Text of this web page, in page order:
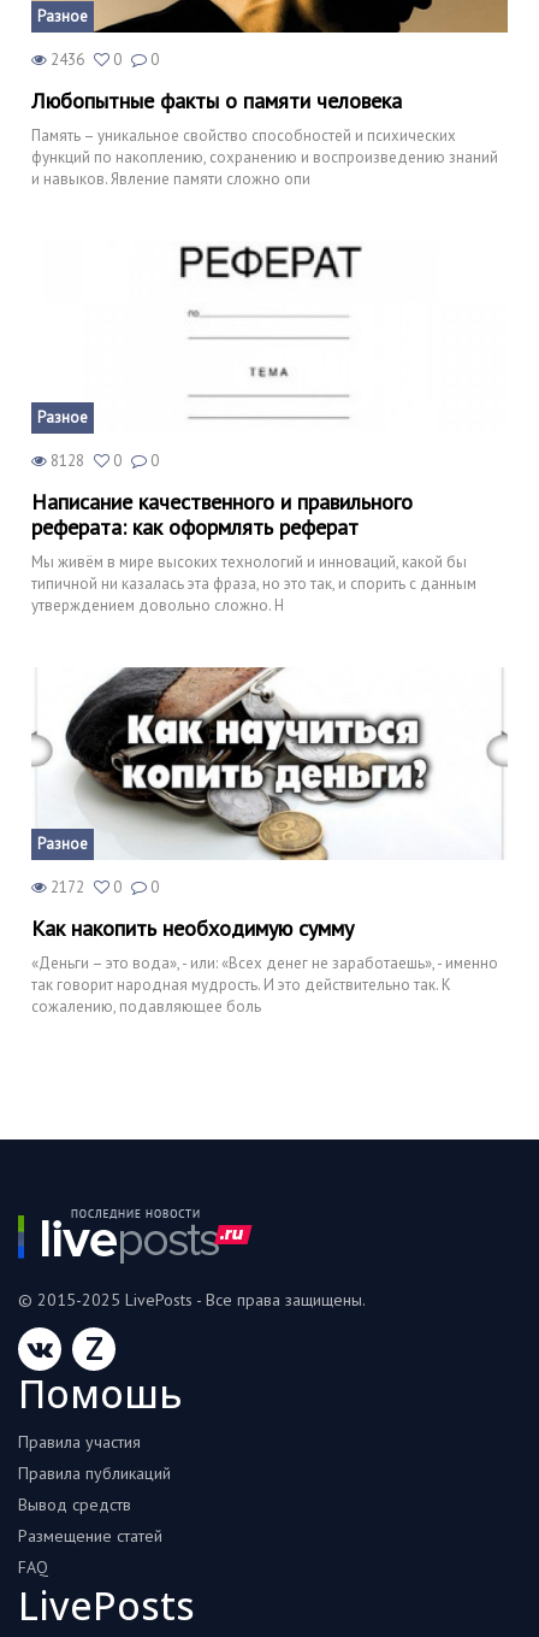
Разное
2436 0 0
Любопытные факты о памяти человека
Память – уникальное свойство способностей и психических
функций по накоплению, сохранению и воспроизведению знаний
и навыков. Явление памяти сложно опи
Разное
8128 0 0
Написание качественного и правильного
реферата: как оформлять реферат
Мы живём в мире высоких технологий и инноваций, какой бы
типичной ни казалась эта фраза, но это так, и спорить с данным
утверждением довольно сложно. Н
Разное
2172 0 0
Как накопить необходимую сумму
«Деньги – это вода», - или: «Всех денег не заработаешь», - именно
так говорит народная мудрость. И это действительно так. К
сожалению, подавляющее боль
© 2015-2025 LivePosts - Все права защищены.
Z
Помошь
Правила участия
Правила публикаций
Вывод средств
Размещение статей
FAQ
LivePosts